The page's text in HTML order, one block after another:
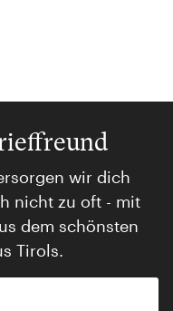
wir dich
nicht zu oft - mit
dem schönsten
Tirols.